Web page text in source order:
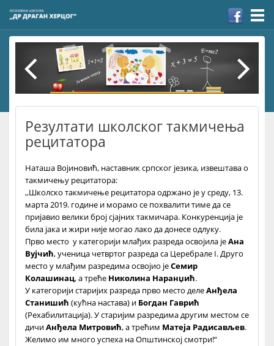
Резултати школског такмичења
рецитатора
Наташа Војиновић, наставник српског језика, извештава о
такмичењу рецитатора:
,,Школско такмичење рецитатора одржано је у среду, 13.
марта 2019. године и морамо се похвалити тиме да се
пријавио велики број сјајних такмичара. Конкуренција је
била јака и жири није могао лако да донесе одлуку.
Прво место у категорији млађих разреда освојила јеАна
Вујчић, ученица четвртог разреда са Церебрале I. Друго
место у млађим разредима освојио јеСемир
Колашинац, а треће Николина Наранџић.
У категорији старијих разреда прво место делеАнђела
Станишић (кућна настава) и Богдан Гаврић
(Рехабилитација). У старијим разредима другим местом се
дичиАнђела Митровић, а трећим Матеја Радисављев.
Желимо им много успеха на Општинској смотри!“